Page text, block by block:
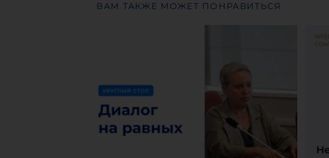
ВАМ ТАКЖЕ МОЖЕТ ПОНРАВИТЬСЯ